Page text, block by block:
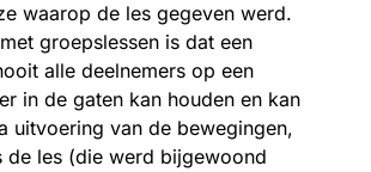
waarop de les gegeven werd.
groepslessen is dat een
alle deelnemers op een
in de gaten kan houden en kan
uitvoering van de bewegingen,
de les (die werd bijgewoond